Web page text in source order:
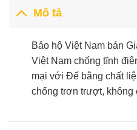
Mô tả
Bảo hộ Việt Nam bán
Việt Nam chống tĩnh
mại với Đế bằng chất
chống trơn trượt, không